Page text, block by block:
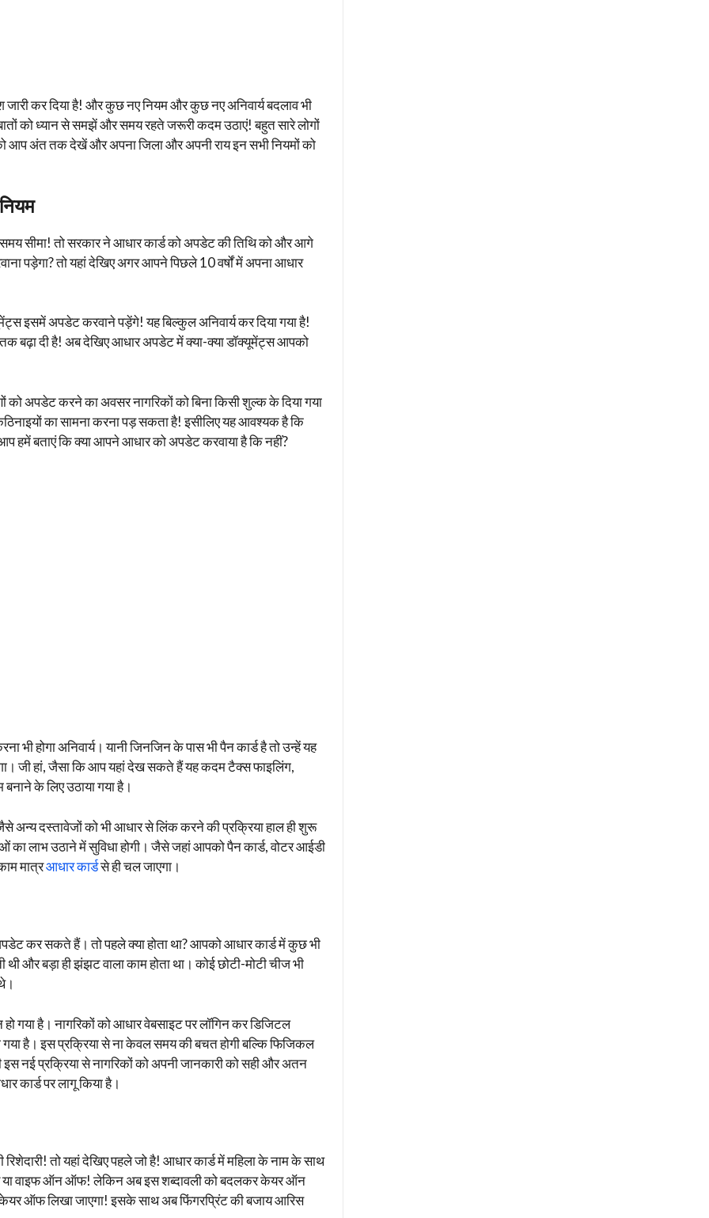
कर दिया है! और कुछ नए नियम और कुछ नए अनिवार्य बदलाव भी
को ध्यान से समझें और समय रहते जरूरी कदम उठाएं! बहुत सारे लोगों
आप अंत तक देखें और अपना जिला और अपनी राय इन सभी नियमों को
सीमा! तो सरकार ने आधार कार्ड को अपडेट की तिथि को और आगे
पड़ेगा? तो यहां देखिए अगर आपने पिछले 10 वर्षों में अपना आधार
इसमें अपडेट करवाने पड़ेंगे! यह बिल्कुल अनिवार्य कर दिया गया है!
बढ़ा दी है! अब देखिए आधार अपडेट में क्या-क्या डॉक्यूमेंट्स आपको
को अपडेट करने का अवसर नागरिकों को बिना किसी शुल्क के दिया गया
का सामना करना पड़ सकता है! इसीलिए यह आवश्यक है कि
हमें बताएं कि क्या आपने आधार को अपडेट करवाया है कि नहीं?
होगा अनिवार्य। यानी जिनजिन के पास भी पैन कार्ड है तो उन्हें यह
जी हां, जैसा कि आप यहां देख सकते हैं यह कदम टैक्स फाइलिंग,
के लिए उठाया गया है।
अन्य दस्तावेजों को भी आधार से लिंक करने की प्रक्रिया हाल ही शुरू
का लाभ उठाने में सुविधा होगी। जैसे जहां आपको पैन कार्ड, वोटर आईडी
मात्रआधार कार्डसे ही चल जाएगा।
कर सकते हैं। तो पहले क्या होता था? आपको आधार कार्ड में कुछ भी
और बड़ा ही झंझट वाला काम होता था। कोई छोटी-मोटी चीज भी
है। नागरिकों को आधार वेबसाइट पर लॉगिन कर डिजिटल
है। इस प्रक्रिया से ना केवल समय की बचत होगी बल्कि फिजिकल
नई प्रक्रिया से नागरिकों को अपनी जानकारी को सही और अतन
कार्ड पर लागू किया है।
तो यहां देखिए पहले जो है! आधार कार्ड में महिला के नाम के साथ
या वाइफ ऑन ऑफ! लेकिन अब इस शब्दावली को बदलकर केयर ऑन
ऑफ लिखा जाएगा! इसके साथ अब फिंगरप्रिंट की बजाय आरिस